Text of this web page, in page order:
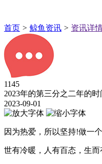
首页 > 鲸鱼资讯 > 资讯详
1145
2023年的第三分之二年的
2023-09-01
因为热爱，所以坚持!做一
世有冷暖，人有百态，生